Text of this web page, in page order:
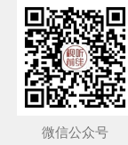
微信公众号